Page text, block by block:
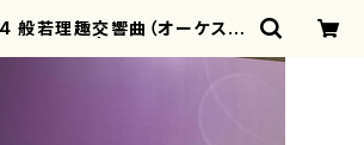
般若理趣交響曲（オーケスト